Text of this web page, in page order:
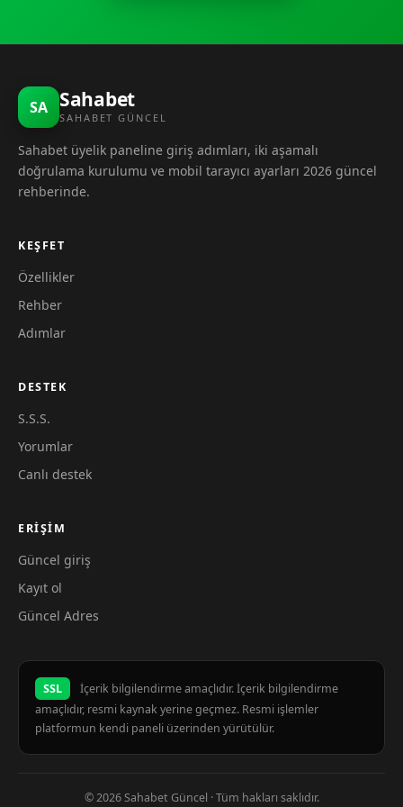
SA Sahabet
SAHABET GÜNCEL
Sahabet üyelik paneline giriş adımları, iki aşamalı
doğrulama kurulumu ve mobil tarayıcı ayarları 2026 güncel
rehberinde.
KEŞFET
Özellikler
Rehber
Adımlar
DESTEK
S.S.S.
Yorumlar
Canlı destek
ERIŞIM
Güncel giriş
Kayıt ol
Güncel Adres
SSL
İçerik bilgilendirme amaçlıdır. İçerik bilgilendirme
amaçlıdır, resmi kaynak yerine geçmez. Resmi işlemler
platformun kendi paneli üzerinden yürütülür.
© 2026 Sahabet Güncel · Tüm hakları saklıdır.